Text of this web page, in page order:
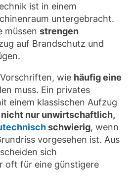
ist in einem
untergebracht.
müssen strengen
auf Brandschutz und
wie häufig eine
muss. Ein privates
einem klassischen Aufzug
nur unwirtschaftlich,
schwierig, wenn
vorgesehen ist. Aus
sich
oft für eine günstigere